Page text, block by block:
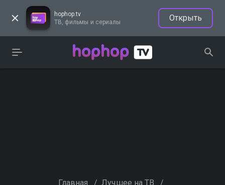
hophop.tv
ТВ, фильмы и сериалы
Открыть
Главная / Лучшее на ТВ /